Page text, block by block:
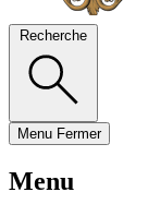
Recherche
Menu Fermer
Menu